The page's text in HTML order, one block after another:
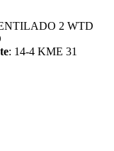
2 WTD
: 14-4 KME 31